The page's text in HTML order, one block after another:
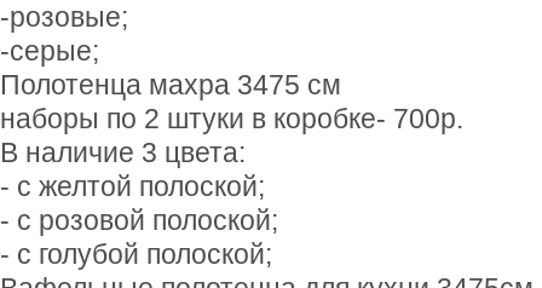
-розовые;
-серые;
Полотенца махра 3475 см
наборы по 2 штуки в коробке- 700р.
В наличие 3 цвета:
- с желтой полоской;
- с розовой полоской;
- с голубой полоской;